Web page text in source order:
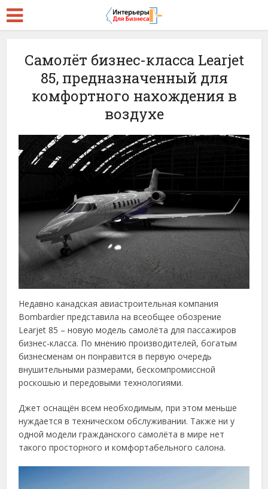
Самолёт бизнес-класса Learjet
85, предназначенный для
комфортного нахождения в
воздухе
Недавно канадская авиастроительная компания
Bombardier представила на всеобщее обозрение
Learjet 85 – новую модель самолёта для пассажиров
бизнес-класса. По мнению производителей, богатым
бизнесменам он понравится в первую очередь
внушительными размерами, бескомпромиссной
роскошью и передовыми технологиями.
Джет оснащён всем необходимым, при этом меньше
нуждается в техническом обслуживании. Также ни у
одной модели гражданского самолёта в мире нет
такого просторного и комфортабельного салона.